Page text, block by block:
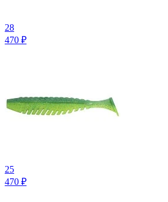
28
470 ₽
25
470 ₽